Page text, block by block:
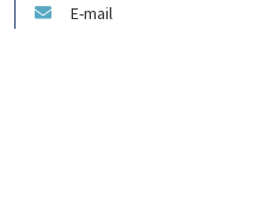
E-mail